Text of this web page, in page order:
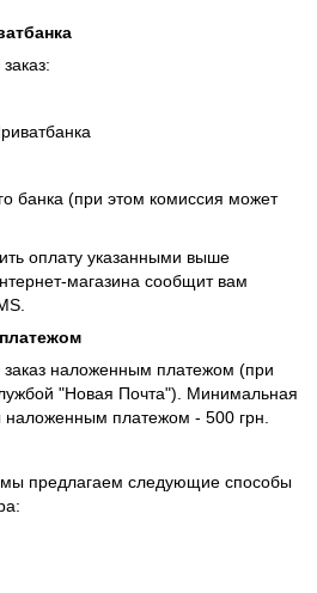
банка (при этом комиссия может
оплату указанными выше
магазина сообщит вам
наложенным платежом (при
"Новая Почта"). Минимальная
платежом - 500 грн.
предлагаем следующие способы